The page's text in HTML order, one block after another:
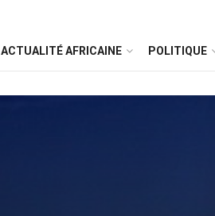
ACTUALITÉ AFRICAINE POLITIQUE